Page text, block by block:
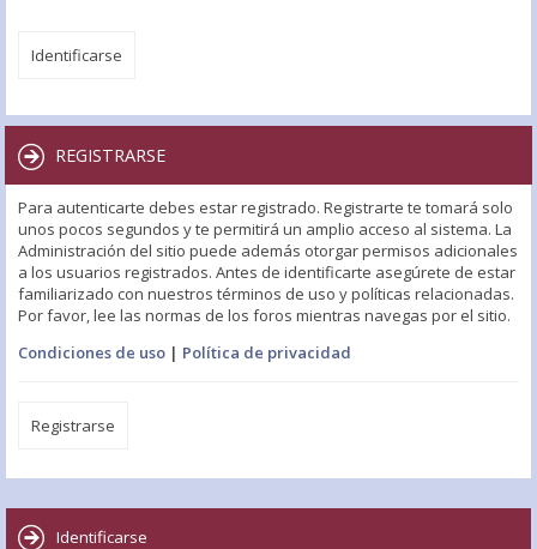
REGISTRARSE
Para autenticarte debes estar registrado. Registrarte te tomará solo
unos pocos segundos y te permitirá un amplio acceso al sistema. La
Administración del sitio puede además otorgar permisos adicionales
a los usuarios registrados. Antes de identificarte asegúrete de estar
familiarizado con nuestros términos de uso y políticas relacionadas.
Por favor, lee las normas de los foros mientras navegas por el sitio.
Condiciones de uso | Política de privacidad
Registrarse
Identificarse